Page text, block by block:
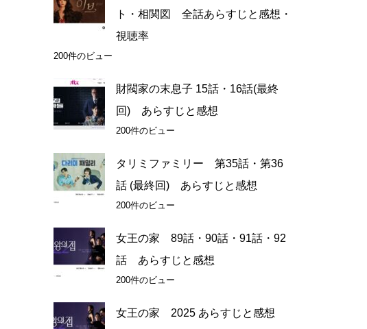
ト・相関図 全話あらすじと感想・
視聴率
200件のビュー
財閥家の末息子 15話・16話(最終
回) あらすじと感想
200件のビュー
タリミファミリー 第35話・第36
話 (最終回) あらすじと感想
200件のビュー
女王の家 89話・90話・91話・92
話 あらすじと感想
200件のビュー
女王の家 2025 あらすじと感想